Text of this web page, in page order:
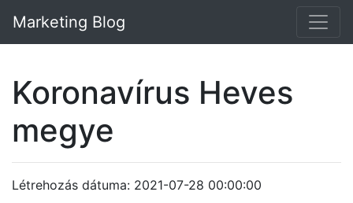
Marketing Blog
Koronavírus Heves
megye
Létrehozás dátuma: 2021-07-28 00:00:00